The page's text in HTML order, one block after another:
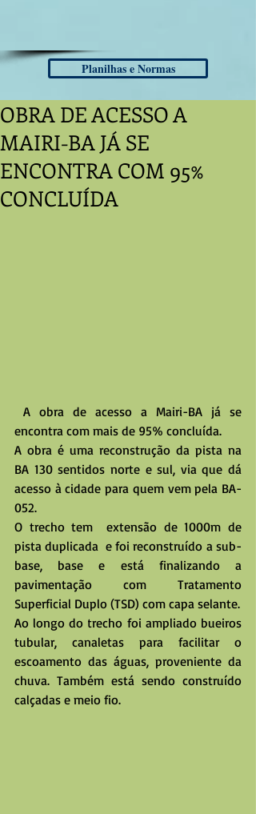
Planilhas e Normas
OBRA DE ACESSO A
MAIRI-BA JÁ SE
ENCONTRA COM 95%
CONCLUÍDA
encontra com mais de 95% concluída.
A obra é uma reconstrução da pista na
BA 130 sentidos norte e sul, via que dá
acesso à cidade para quem vem pela BA-
052.
O trecho tem  extensão de 1000m de
pista duplicada  e foi reconstruído a sub-
base, base e está finalizando a
pavimentação com Tratamento
Superficial Duplo (TSD) com capa selante.
Ao longo do trecho foi ampliado bueiros
tubular, canaletas para facilitar o
escoamento das águas, proveniente da
chuva. Também está sendo construído
calçadas e meio fio.